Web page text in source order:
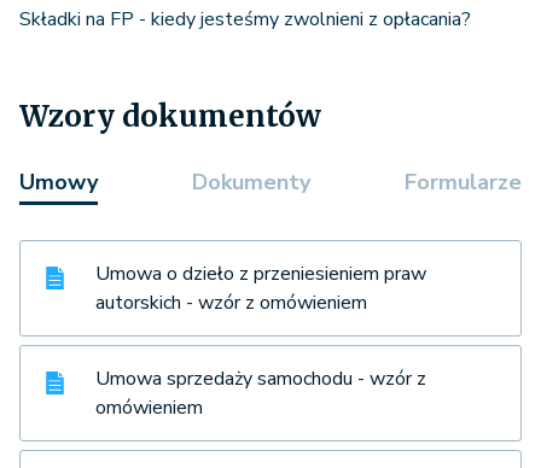
Składki na FP - kiedy jesteśmy zwolnieni z opłacania?
Wzory dokumentów
Umowy Dokumenty Formularze
Umowa o dzieło z przeniesieniem praw
autorskich - wzór z omówieniem
Umowa sprzedaży samochodu - wzór z
omówieniem